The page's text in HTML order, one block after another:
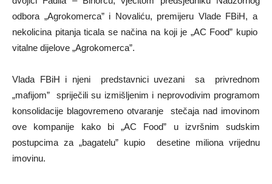
odbora „Agrokomerca” i Novaliću, premijeru Vlade FBiH, a
nekolicina pitanja ticala se načina na koji je „AC Food” kupio
vitalne dijelove „Agrokomerca”.
Vlada FBiH i njeni predstavnici uvezani sa privrednom
„mafijom” spriječili su izmišljenim i neprovodivim programom
konsolidacije blagovremeno otvaranje stečaja nad imovinom
ove kompanije kako bi „AC Food” u izvršnim sudskim
postupcima za „bagatelu” kupio desetine miliona vrijednu
imovinu.